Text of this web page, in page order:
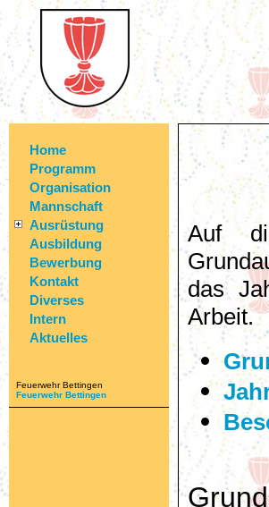
Home
Programm
Organisation
Mannschaft
Ausrüstung
Ausbildung
Bewerbung
Kontakt
Diverses
Intern
Aktuelles
Feuerwehr Bettingen
Feuerwehr Bettingen
Auf
das
Arbeit.